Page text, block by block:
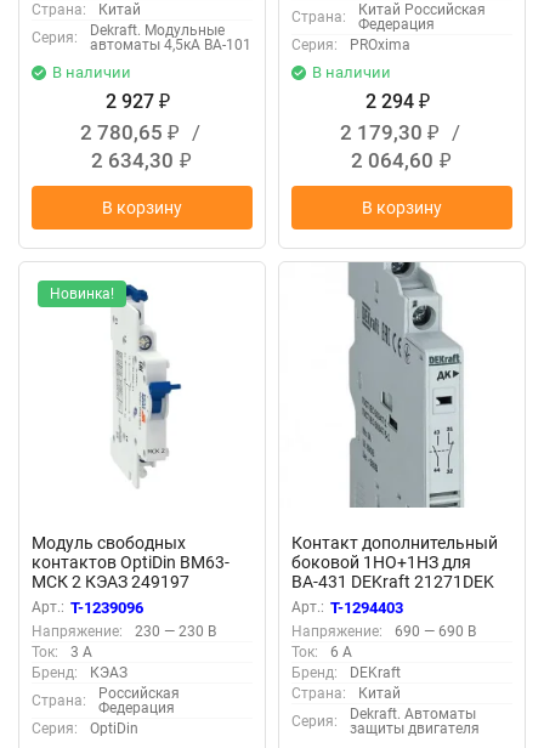
Страна:
Китай
Серия:
Dekraft. Модульные
автоматы 4,5кА ВА-101
В наличии
2 927 ₽
2 780,65 ₽
/
2 634,30 ₽
В корзину
Страна:
Китай Российская
Федерация
Серия:
PROxima
В наличии
2 294 ₽
2 179,30 ₽
/
2 064,60 ₽
В корзину
Новинка!
Модуль свободных
контактов OptiDin BM63-
МСК 2 КЭАЗ 249197
Арт.: T-1239096
Напряжение:
230 — 230 В
Ток:
3 А
Бренд:
КЭАЗ
Страна:
Российская
Федерация
Серия:
OptiDin
Контакт дополнительный
боковой 1НО+1НЗ для
ВА-431 DEKraft 21271DEK
Арт.: T-1294403
Напряжение:
690 — 690 В
Ток:
6 А
Бренд:
DEKraft
Страна:
Китай
Серия:
Dekraft. Автоматы
защиты двигателя